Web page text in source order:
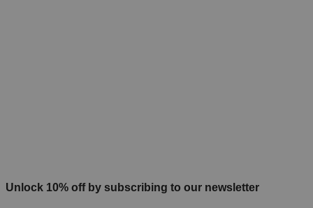
Unlock 10% off by subscribing to our newsletter